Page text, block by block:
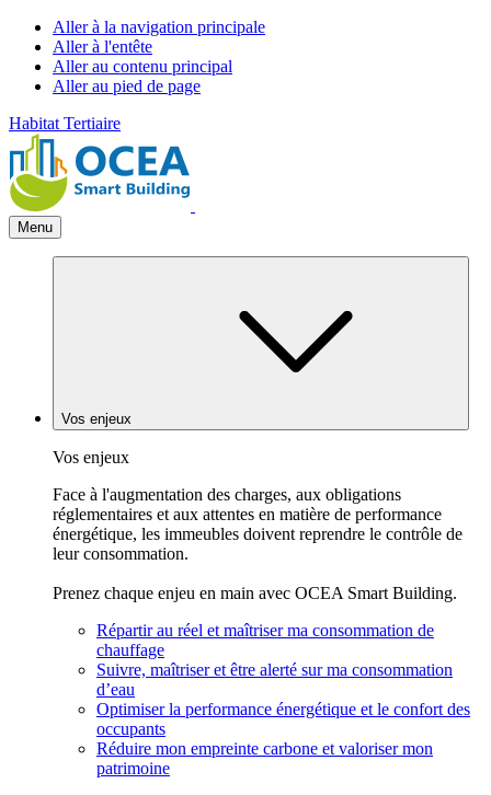
Aller à la navigation principale
Aller à l'entête
Aller au contenu principal
Aller au pied de page
Habitat Tertiaire
Menu
Vos enjeux
Vos enjeux
Face à l'augmentation des charges, aux obligations
réglementaires et aux attentes en matière de performance
énergétique, les immeubles doivent reprendre le contrôle de
leur consommation.
Prenez chaque enjeu en main avec OCEA Smart Building.
Répartir au réel et maîtriser ma consommation de
chauffage
Suivre, maîtriser et être alerté sur ma consommation
d’eau
Optimiser la performance énergétique et le confort des
occupants
Réduire mon empreinte carbone et valoriser mon
patrimoine